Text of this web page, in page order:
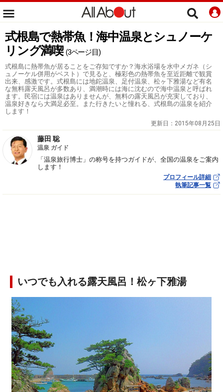
式根島で熱帯魚！海中温泉とシュノーケ
リング満喫 (3ページ目)
式根島に熱帯魚が居ることをご存知ですか？海水浴場を水中メガネ（シ
ュノーケル併用がベスト）で見ると、極彩色の熱帯魚を至近距離で観賞
出来、感激です。式根島には地鉈温泉、足付温泉、松ヶ下雅湯など有名
な無料露天風呂が多数あり、満潮時には海に沈むので海中温泉と呼ばれ
ます。民宿には温泉はありませんが、無料の露天風呂が充実しており、
温泉好きなら大満足必至。また行きたいと憧れる、式根島の温泉を紹介
します！
更新日： 2015年08月25日
藤田 聡
温泉 ガイド
「温泉旅行博士」の称号を持つガイドが、全国の温泉をご案内
します！
プロフィール詳細
執筆記事一覧
いつでも入れる露天風呂！松ヶ下雅湯